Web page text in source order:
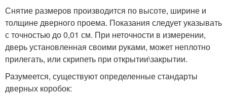
Снятие размеров производится по высоте, ширине и
толщине дверного проема. Показания следует указывать
с точностью до 0,01 см. При неточности в измерении,
дверь установленная своими руками, может неплотно
прилегать, или скрипеть при открытии\закрытии.
Разумеется, существуют определенные стандарты
дверных коробок: